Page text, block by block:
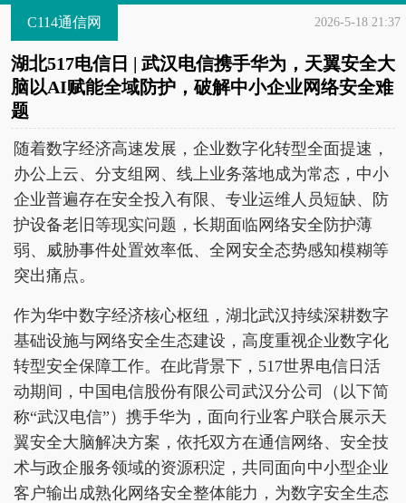
C114通信网 2026-5-18 21:37
湖北517电信日 | 武汉电信携手华为，天翼安全大
脑以AI赋能全域防护，破解中小企业网络安全难
题
随着数字经济高速发展，企业数字化转型全面提速，
办公上云、分支组网、线上业务落地成为常态，中小
企业普遍存在安全投入有限、专业运维人员短缺、防
护设备老旧等现实问题，长期面临网络安全防护薄
弱、威胁事件处置效率低、全网安全态势感知模糊等
突出痛点。
作为华中数字经济核心枢纽，湖北武汉持续深耕数字
基础设施与网络安全生态建设，高度重视企业数字化
转型安全保障工作。在此背景下，517世界电信日活
动期间，中国电信股份有限公司武汉分公司（以下简
称“武汉电信”）携手华为，面向行业客户联合展示天
翼安全大脑解决方案，依托双方在通信网络、安全技
术与政企服务领域的资源积淀，共同面向中小型企业
客户输出成熟化网络安全整体能力，为数字安全生态